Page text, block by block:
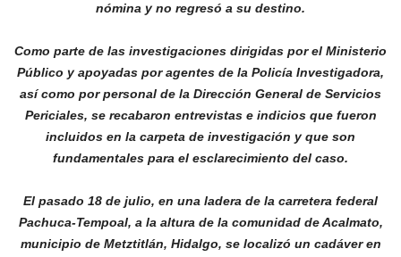
nómina y no regresó a su destino.
Como parte de las investigaciones dirigidas por el Ministerio
Público y apoyadas por agentes de la Policía Investigadora,
así como por personal de la Dirección General de Servicios
Periciales, se recabaron entrevistas e indicios que fueron
incluidos en la carpeta de investigación y que son
fundamentales para el esclarecimiento del caso.
El pasado 18 de julio, en una ladera de la carretera federal
Pachuca-Tempoal, a la altura de la comunidad de Acalmato,
municipio de Metztitlán, Hidalgo, se localizó un cadáver en